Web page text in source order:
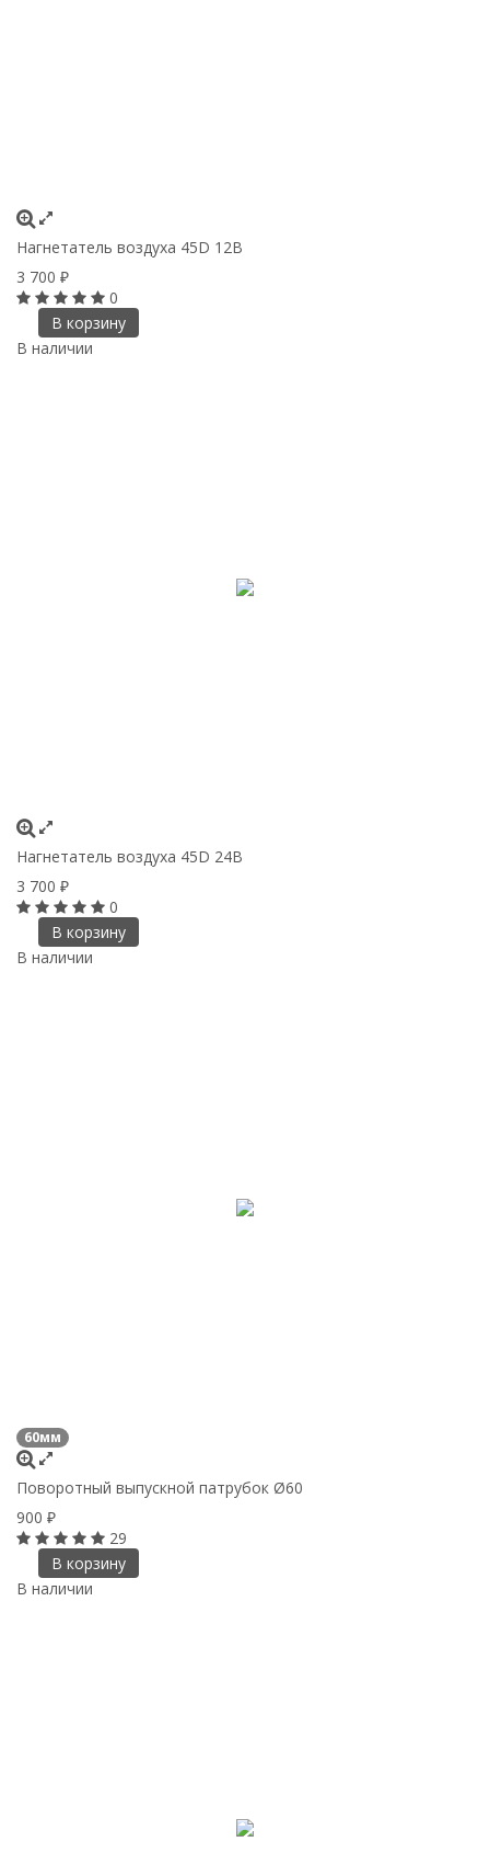
Нагнетатель воздуха 45D 12В
3 700 ₽
0
В корзину
В наличии
Нагнетатель воздуха 45D 24B
3 700 ₽
0
В корзину
В наличии
60мм
Поворотный выпускной патрубок Ø60
900 ₽
29
В корзину
В наличии